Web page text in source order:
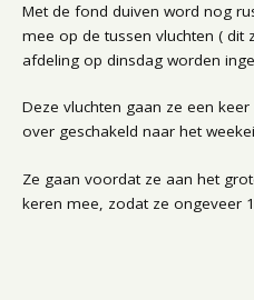
Met de fond duiven word nog
mee op de tussen vluchten ( dit
afdeling op dinsdag worden
Deze vluchten gaan ze een
over geschakeld naar het
Ze gaan voordat ze aan het
keren mee, zodat ze ongeveer